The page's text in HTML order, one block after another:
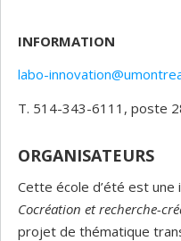
INFORMATION
labo-
T. 514-343-6111, poste
ORGANISATEURS
Cette école d’été est
Cocréation et recherche-
projet de thématique